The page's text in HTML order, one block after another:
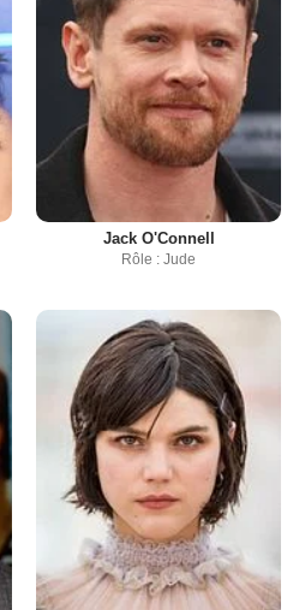
Jack O'Connell
Rôle : Jude